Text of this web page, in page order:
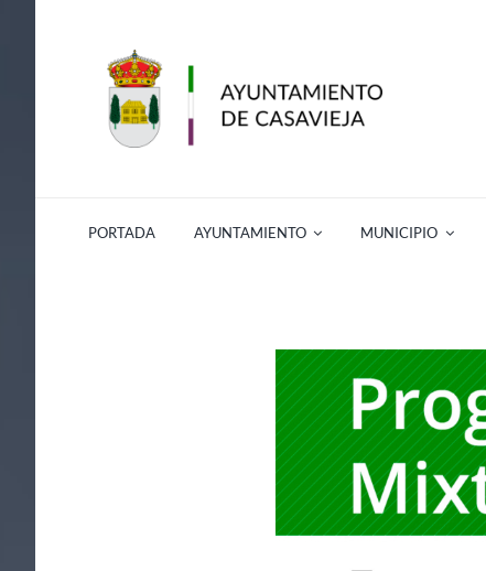
PORTADA AYUNTAMIENTO MUNICIPIO